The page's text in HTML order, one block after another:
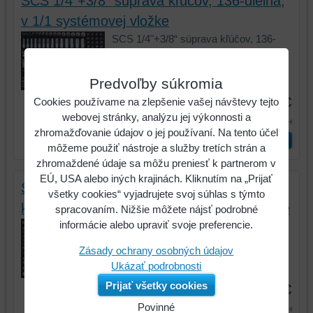
v 1/1 systémovej vložke
SCS 1/4"+3/8“ súprava kľúčov, 136-
Kód:711.1136
233,07 €
286,67 € s DPH
ks Vložiť do košíka
SCS CHROMEplus 1/4"+3/8“ súprava
kľúčov, 136-dielna, v 1/1 systémovej vložke
SCS CHROMEplus 1/4"+3/8“ súprava
Kód:781.0136
308,18 €
s DPH
Predvoľby súkromia
Cookies používame na zlepšenie vašej návštevy tejto
webovej stránky, analýzu jej výkonnosti a
zhromažďovanie údajov o jej používaní. Na tento účel
môžeme použiť nástroje a služby tretích strán a
zhromaždené údaje sa môžu preniesť k partnerom v
EÚ, USA alebo iných krajinách. Kliknutím na „Prijať
všetky cookies“ vyjadrujete svoj súhlas s týmto
spracovaním. Nižšie môžete nájsť podrobné
informácie alebo upraviť svoje preferencie.
Zásady ochrany osobných údajov
Ukázať podrobnosti
Prijať všetky cookies
Povinné